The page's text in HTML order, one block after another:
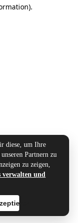
diese, um Ihre
Partnern zu
zu zeigen,
verwalten und